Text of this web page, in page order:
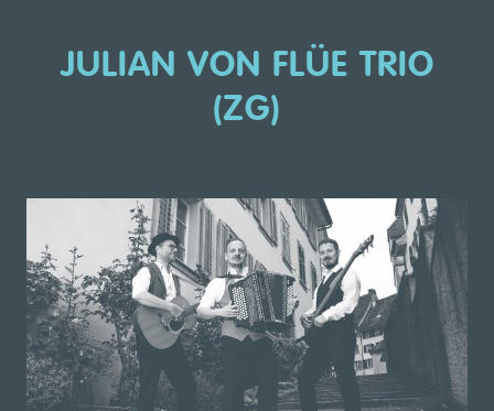
JULIAN VON FLÜE TRIO
(ZG)